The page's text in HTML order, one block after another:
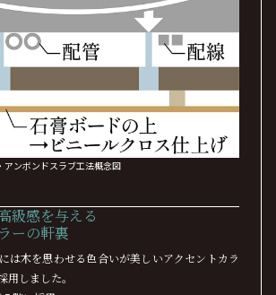
ンボンドスラブ工法概念図
級感を与える
ーの軒裏
は木を思わせる色合いが美しいアクセントカラ
用しました。